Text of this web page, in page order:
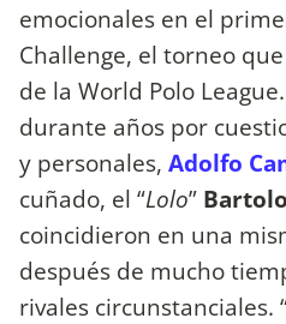
emocionales en el
Challenge, el torneo
de la World Polo
durante años por
y personales, Adolfo
cuñado, el “Lolo”
coincidieron en una
después de mucho
rivales circunstanciales.